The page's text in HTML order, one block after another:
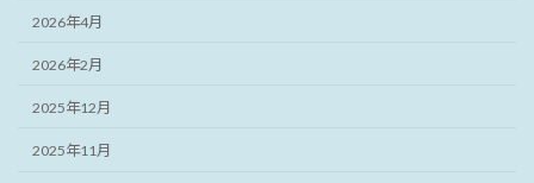
2026年4月
2026年2月
2025年12月
2025年11月